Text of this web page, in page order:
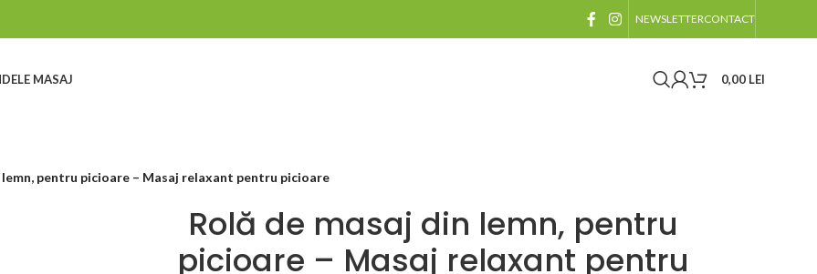
NEWSLETTERCONTACT
MASAJ 0,00 LEI
lemn, pentru picioare – Masaj relaxant pentru picioare
Rolă de masaj din lemn, pentru
picioare – Masaj relaxant pentru